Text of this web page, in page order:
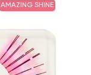
AMAZING SHINE